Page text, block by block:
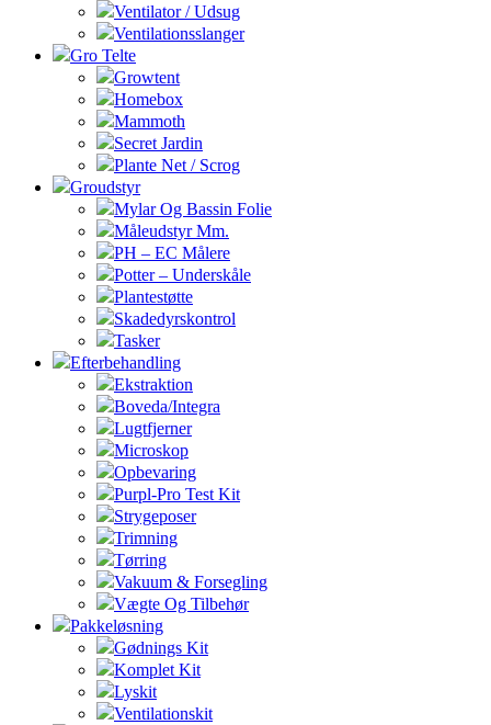
Ventilator / Udsug
Ventilationsslanger
Gro Telte
Growtent
Homebox
Mammoth
Secret Jardin
Plante Net / Scrog
Groudstyr
Mylar Og Bassin Folie
Måleudstyr Mm.
PH – EC Målere
Potter – Underskåle
Plantestøtte
Skadedyrskontrol
Tasker
Efterbehandling
Ekstraktion
Boveda/Integra
Lugtfjerner
Microskop
Opbevaring
Purpl-Pro Test Kit
Strygeposer
Trimning
Tørring
Vakuum & Forsegling
Vægte Og Tilbehør
Pakkeløsning
Gødnings Kit
Komplet Kit
Lyskit
Ventilationskit